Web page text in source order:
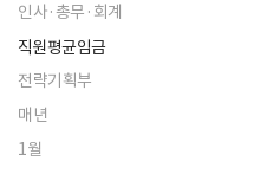
인사·총무·회계
직원평균임금
전략기획부
매년
1월